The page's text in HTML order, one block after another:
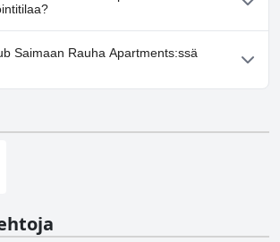
Saimaan Rauha Apartments tarjoaa
Saimaan Rauha Apartments:ssä